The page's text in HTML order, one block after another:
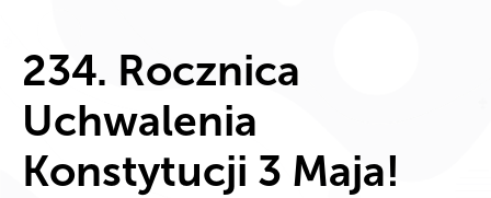
234. Rocznica
Uchwalenia
Konstytucji 3 Maja!